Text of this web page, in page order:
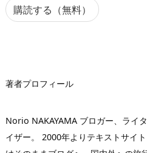
ア
ド
購読する（無料）
著者プロフィール
Norio NAKAYAMA ブロガー、ライ
イザー。 2000年よりテキストサイ